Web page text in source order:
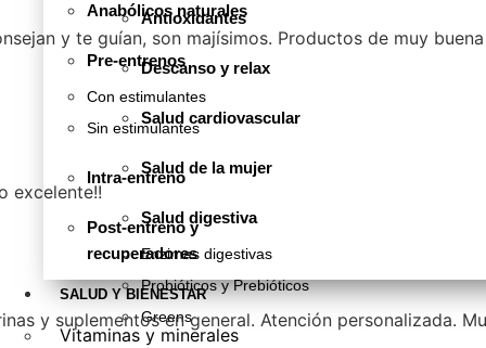
Antioxidantes
Descanso y relax
Salud cardiovascular
Salud de la mujer
Salud digestiva
Enzimas digestivas
Probióticos y Prebióticos
Greens
Anabólicos naturales
Pre-entrenos
Con estimulantes
Sin estimulantes
Intra-entreno
Post-entreno y
recuperadores
SALUD Y BIENESTAR
Vitaminas y minerales
y te guían, son majísimos. Productos de muy
excelente!!
y suplementos en general. Atención personalizada.